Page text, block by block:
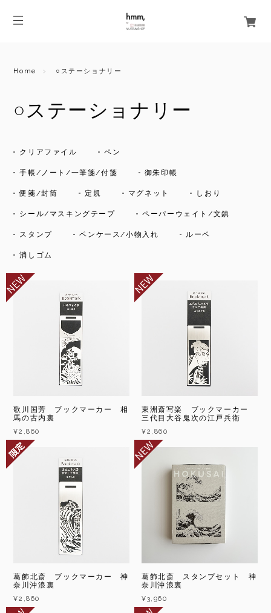
Home ○ステーショナリー
○ステーショナリー
クリアファイル ペン
手帳/ノート/一筆箋/付箋 御朱印帳
便箋/封筒 定規 マグネット しおり
シール/マスキングテープ ペーパーウェイト/文鎮
スタンプ ペンケース/小物入れ ルーペ
消しゴム
歌川国芳 ブックマーカー 相
馬の古内裏
¥2,860
東洲斎写楽 ブックマーカー
三代目大谷鬼次の江戸兵衛
¥2,860
葛飾北斎 ブックマーカー 神
奈川沖浪裏
¥2,860
葛飾北斎 スタンプセット 神
奈川沖浪裏
¥3,960